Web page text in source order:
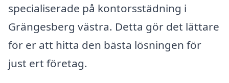
specialiserade på kontorsstädning i
Grängesberg västra. Detta gör det lättare
för er att hitta den bästa lösningen för
just ert företag.